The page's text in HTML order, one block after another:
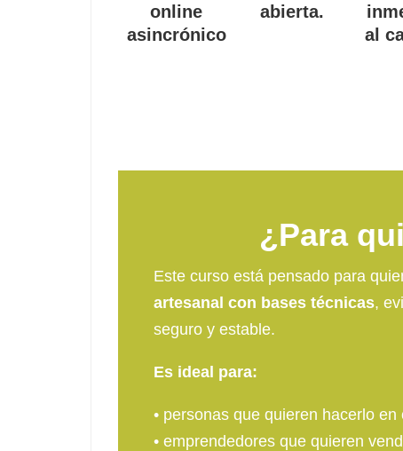
online
asincrónico
abierta.
al
¿Para
Este curso está pensado para
artesanal con bases técnicas,
seguro y estable.
Es ideal para:
• personas que quieren hacerlo en
• emprendedores que quieren